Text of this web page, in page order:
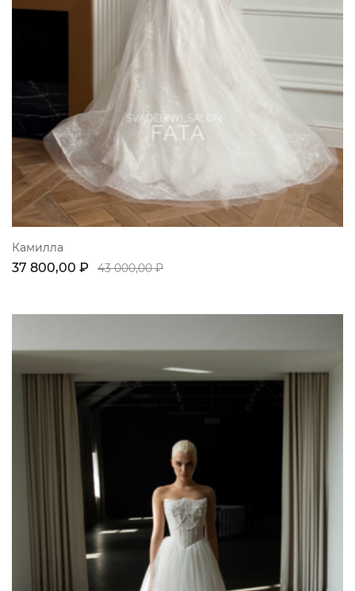
Камилла
37 800,00 ₽ 43 000,00 ₽